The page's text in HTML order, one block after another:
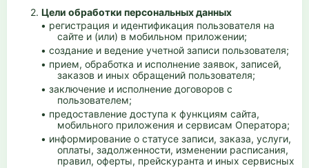
2. Цели обработки персональных данных
• регистрация и идентификация пользователя на
сайте и (или) в мобильном приложении;
• создание и ведение учетной записи пользователя;
• прием, обработка и исполнение заявок, записей,
заказов и иных обращений пользователя;
• заключение и исполнение договоров с
пользователем;
• предоставление доступа к функциям сайта,
мобильного приложения и сервисам Оператора;
• информирование о статусе записи, заказа, услуги,
оплаты, задолженности, изменении расписания,
правил, оферты, прейскуранта и иных сервисных